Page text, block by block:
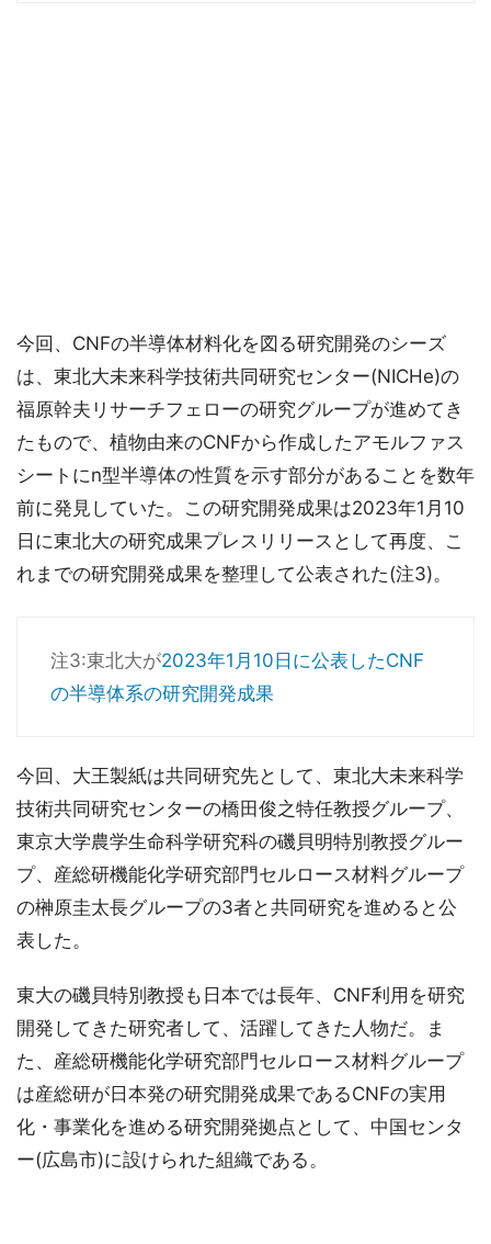
今回、CNFの半導体材料化を図る研究開発のシーズ
は、東北大未来科学技術共同研究センター(NICHe)の
福原幹夫リサーチフェローの研究グループが進めてき
たもので、植物由来のCNFから作成したアモルファス
シートにn型半導体の性質を示す部分があることを数年
前に発見していた。この研究開発成果は2023年1月10
日に東北大の研究成果プレスリリースとして再度、こ
れまでの研究開発成果を整理して公表された(注3)。
注3:東北大が2023年1月10日に公表したCNF
の半導体系の研究開発成果
今回、大王製紙は共同研究先として、東北大未来科学
技術共同研究センターの橋田俊之特任教授グループ、
東京大学農学生命科学研究科の磯貝明特別教授グルー
プ、産総研機能化学研究部門セルロース材料グループ
の榊原圭太長グループの3者と共同研究を進めると公
表した。
東大の磯貝特別教授も日本では長年、CNF利用を研究
開発してきた研究者して、活躍してきた人物だ。ま
た、産総研機能化学研究部門セルロース材料グループ
は産総研が日本発の研究開発成果であるCNFの実用
化・事業化を進める研究開発拠点として、中国センタ
ー(広島市)に設けられた組織である。